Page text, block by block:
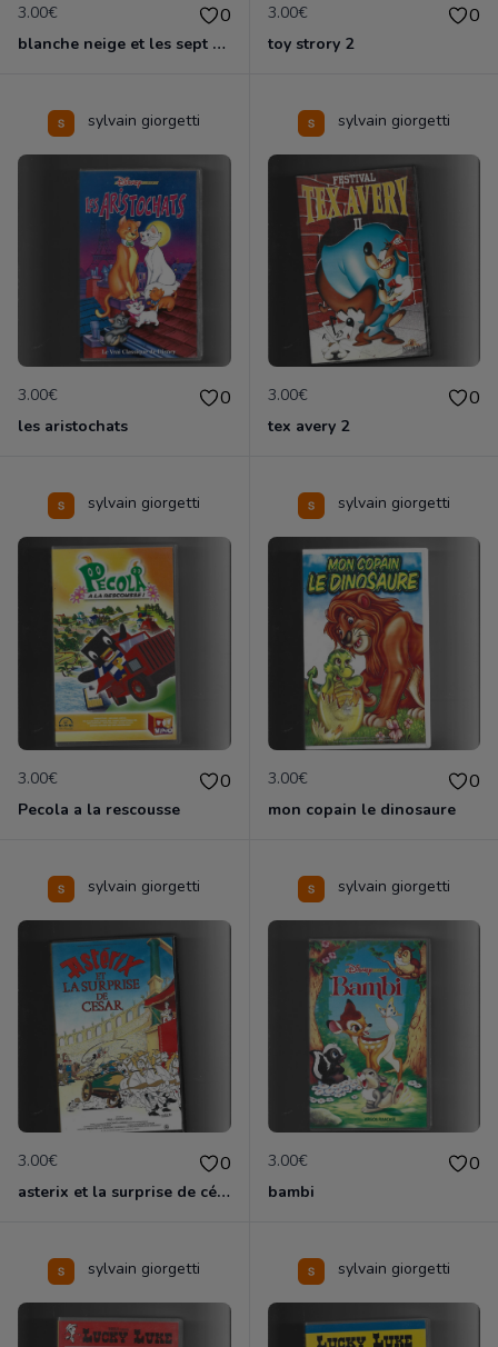
3.00€ 0
blanche neige et les sept nains
3.00€ 0
toy strory 2
sylvain giorgetti
3.00€ 0
les aristochats
sylvain giorgetti
3.00€ 0
tex avery 2
sylvain giorgetti
3.00€ 0
Pecola a la rescousse
sylvain giorgetti
3.00€ 0
mon copain le dinosaure
sylvain giorgetti
3.00€ 0
asterix et la surprise de césar
sylvain giorgetti
3.00€ 0
bambi
sylvain giorgetti sylvain giorgetti